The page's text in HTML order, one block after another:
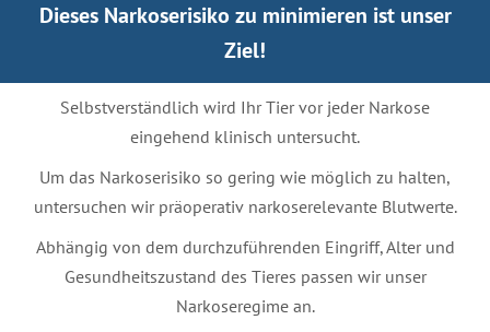
Dieses Narkoserisiko zu minimieren ist unser
Ziel!
Selbstverständlich wird Ihr Tier vor jeder Narkose
eingehend klinisch untersucht.
Um das Narkoserisiko so gering wie möglich zu halten,
untersuchen wir präoperativ narkoserelevante Blutwerte.
Abhängig von dem durchzuführenden Eingriff, Alter und
Gesundheitszustand des Tieres passen wir unser
Narkoseregime an.